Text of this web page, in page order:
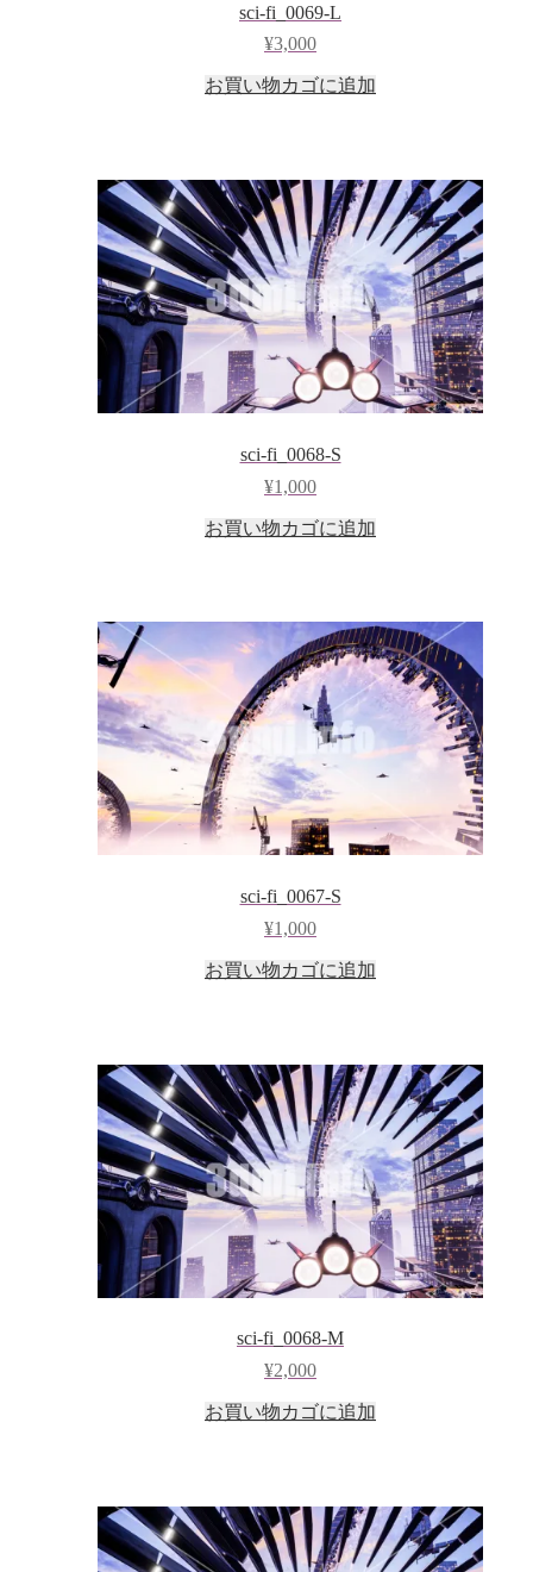
sci-fi_0069-L
¥3,000
お買い物カゴに追加
sci-fi_0068-S
¥1,000
お買い物カゴに追加
sci-fi_0067-S
¥1,000
お買い物カゴに追加
sci-fi_0068-M
¥2,000
お買い物カゴに追加